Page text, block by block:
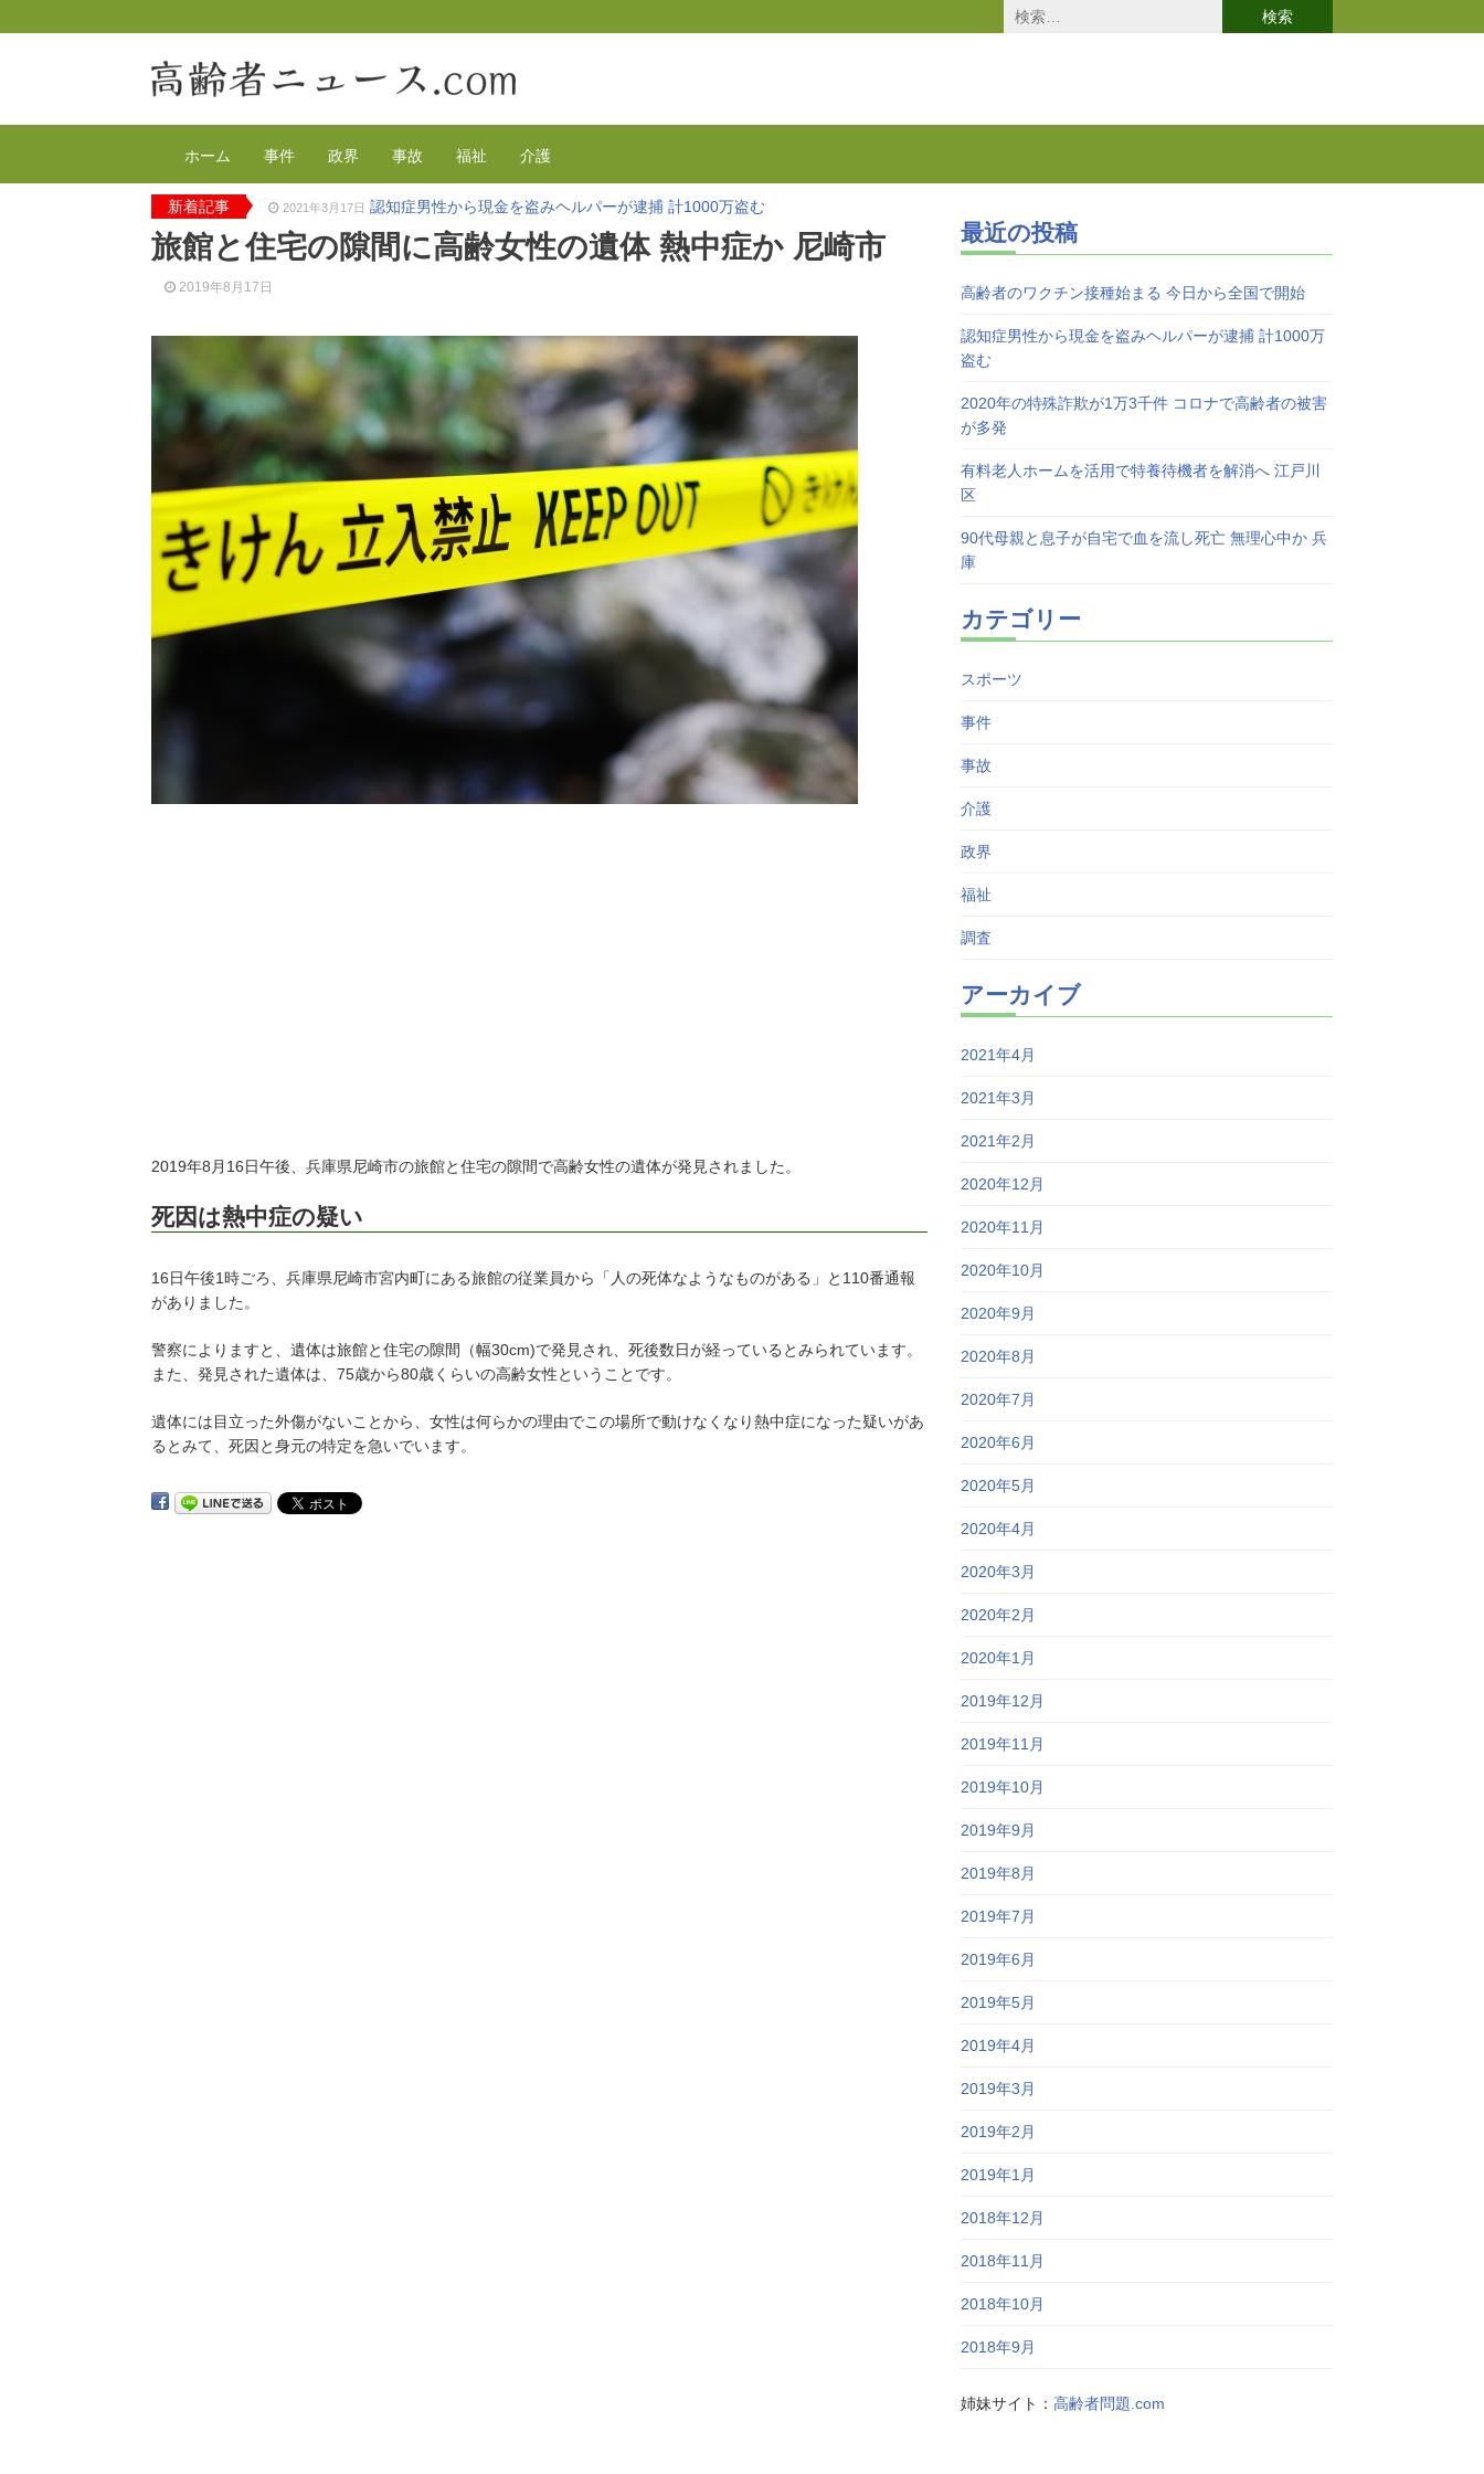
検
索:
ホーム 事件 政界 事故 福祉 介護
新着記事 2021年3月17日 認知症男性から現金を盗みヘルパーが逮捕 計1000万盗む
2021年2月4日 2020年の特殊詐欺が1万3千件 コロナで高齢者の被害が多発
2020年12月14日 有料老人ホームを活用で特養待機者を解消へ 江戸川区
2021年4月12日 高齢者のワクチン接種始まる 今日から全国で開始
旅館と住宅の隙間に高齢女性の遺体 熱中症か 尼崎市
2019年8月17日
2019年8月16日午後、兵庫県尼崎市の旅館と住宅の隙間で高齢女性の遺体が発見されました。
死因は熱中症の疑い
16日午後1時ごろ、兵庫県尼崎市宮内町にある旅館の従業員から「人の死体なようなものがある」と110番通報
がありました。
警察によりますと、遺体は旅館と住宅の隙間（幅30cm)で発見され、死後数日が経っているとみられています。
また、発見された遺体は、75歳から80歳くらいの高齢女性ということです。
遺体には目立った外傷がないことから、女性は何らかの理由でこの場所で動けなくなり熱中症になった疑いがあ
るとみて、死因と身元の特定を急いでいます。
最近の投稿
高齢者のワクチン接種始まる 今日から全国で開始
認知症男性から現金を盗みヘルパーが逮捕 計1000万
盗む
2020年の特殊詐欺が1万3千件 コロナで高齢者の被害
が多発
有料老人ホームを活用で特養待機者を解消へ 江戸川
区
90代母親と息子が自宅で血を流し死亡 無理心中か 兵
庫
カテゴリー
スポーツ
事件
事故
介護
政界
福祉
調査
アーカイブ
2021年4月
2021年3月
2021年2月
2020年12月
2020年11月
2020年10月
2020年9月
2020年8月
2020年7月
2020年6月
2020年5月
2020年4月
2020年3月
2020年2月
2020年1月
2019年12月
2019年11月
2019年10月
2019年9月
2019年8月
2019年7月
2019年6月
2019年5月
2019年4月
2019年3月
2019年2月
2019年1月
2018年12月
2018年11月
2018年10月
2018年9月
姉妹サイト：高齢者問題.com